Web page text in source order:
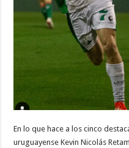
En lo que hace a los cinco
uruguayense Kevin Nicolás